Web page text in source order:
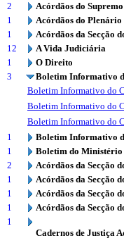
2
Acórdãos do
1
Acórdãos do
1
Acórdãos da Secção
12
A Vida Judiciária
1
O Direito
3
Boletim Informativo
Boletim Informativo do
Boletim Informativo do
Boletim Informativo do
1
Boletim Informativo
1
Boletim do Ministério
2
Acórdãos da Secção
1
Acórdãos da Secção
1
Acórdãos da Secção
1
Acórdãos da Secção
1
Cadernos de Justiça